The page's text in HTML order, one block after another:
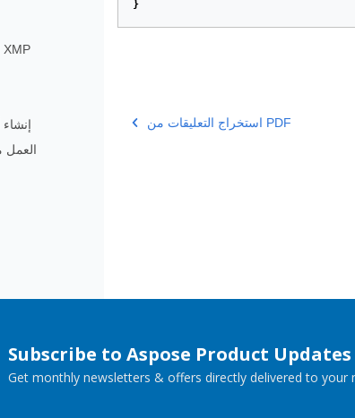
العمل مع بيانات التعريف XMP
العمل
}
استخراج التعليقات من PDF
Subscribe to Aspose Product Updates
Get monthly newsletters & offers directly delivered to your